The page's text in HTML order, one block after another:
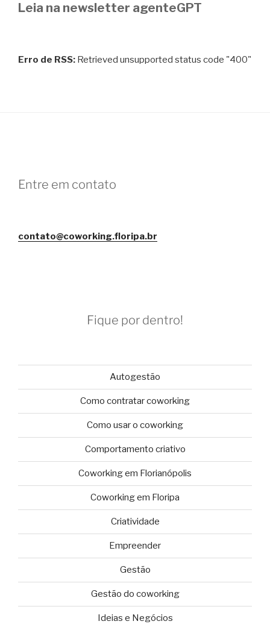
Leia na newsletter agenteGPT
Erro de RSS: Retrieved unsupported status code "400"
Entre em contato
contato@coworking.floripa.br
Fique por dentro!
Autogestão
Como contratar coworking
Como usar o coworking
Comportamento criativo
Coworking em Florianópolis
Coworking em Floripa
Criatividade
Empreender
Gestão
Gestão do coworking
Ideias e Negócios